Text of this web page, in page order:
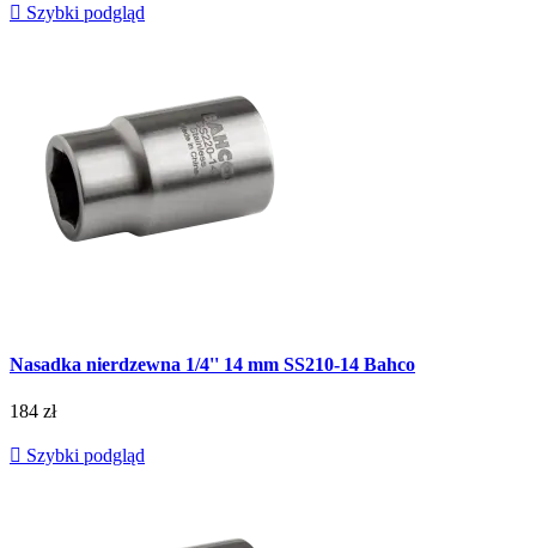
 Szybki podgląd
Nasadka nierdzewna 1/4'' 14 mm SS210-14 Bahco
184 zł
 Szybki podgląd